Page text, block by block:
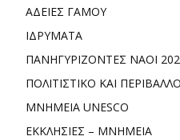
ΑΔΕΙΕΣ ΓΑΜΟΥ
ΙΔΡΥΜΑΤΑ
ΠΑΝΗΓΥΡΙΖΟΝΤΕΣ ΝΑΟΙ
ΠΟΛΙΤΙΣΤΙΚΟ ΚΑΙ
ΜΝΗΜΕΙΑ UNESCO
ΕΚΚΛΗΣΙΕΣ – ΜΝΗΜΕΙΑ